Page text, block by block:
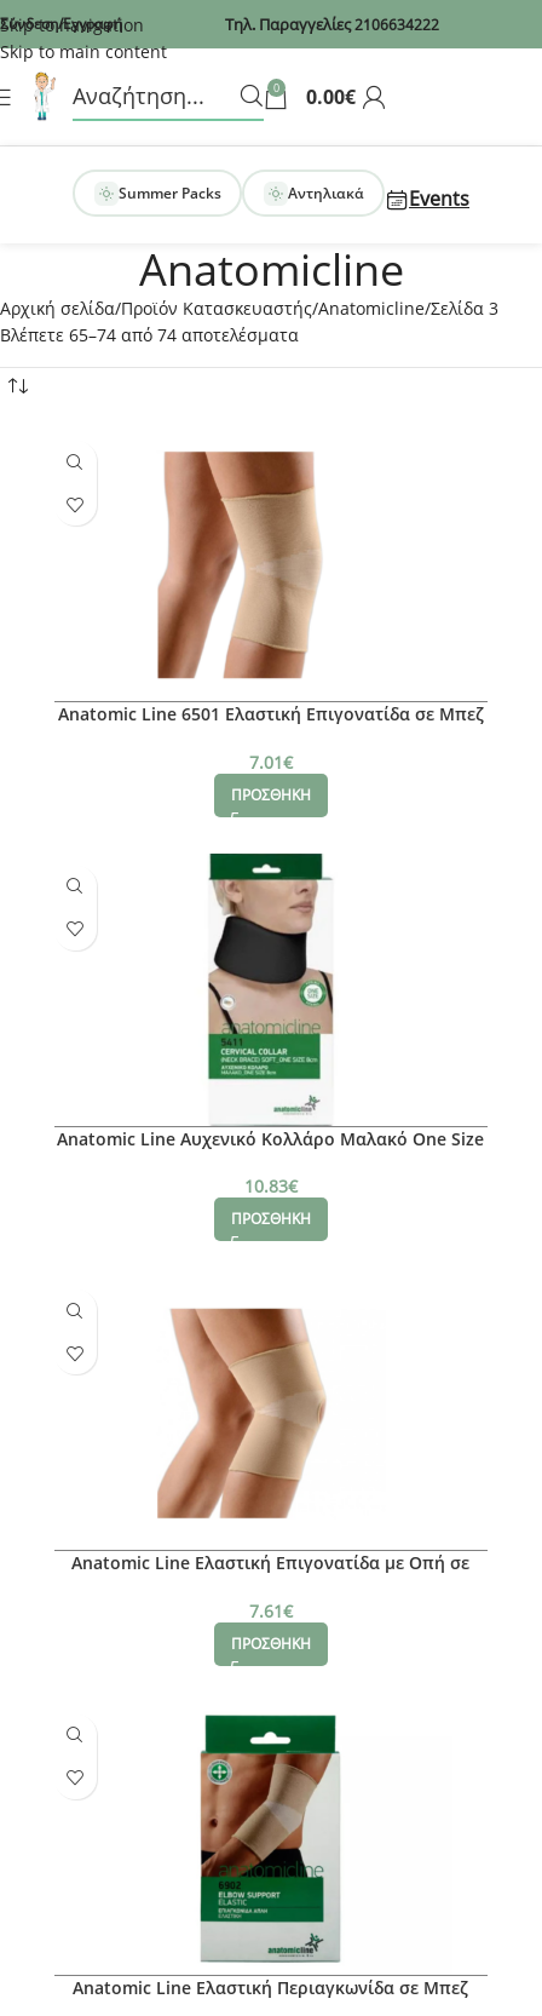
Recaptcha
Skip to navigation
Skip to main content
Σύνδεση/Εγγραφή Τηλ. Παραγγελίες2106634222
0 0.00€
Summer Packs Αντηλιακά Events
Anatomicline
Αρχική σελίδα Προϊόν Κατασκευαστής Anatomicline Σελίδα 3
Βλέπετε 65–74 από 74 αποτελέσματα
Anatomic Line 6501 Ελαστική Επιγονατίδα σε Μπεζ
7.01€
ΠΡΟΣΘΗΚΗ
Anatomic Line Αυχενικό Κολλάρο Μαλακό One Size
10.83€
ΠΡΟΣΘΗΚΗ
Anatomic Line Ελαστική Επιγονατίδα με Οπή σε
7.61€
ΠΡΟΣΘΗΚΗ
Anatomic Line Ελαστική Περιαγκωνίδα σε Μπεζ